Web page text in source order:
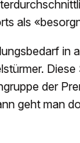
als
in
der
geht man